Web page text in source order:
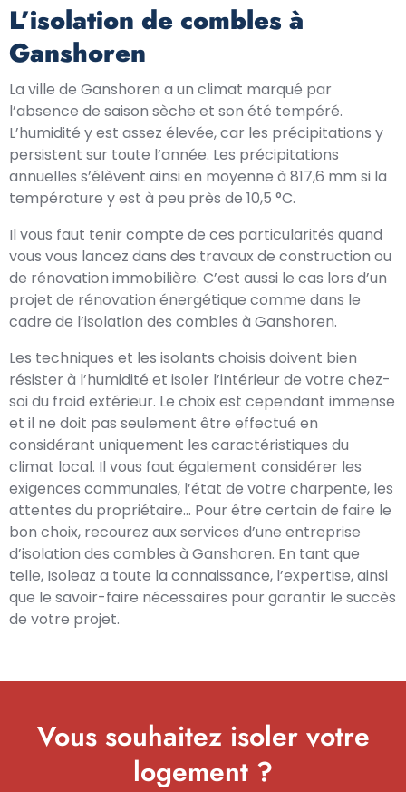
L’isolation de combles à
Ganshoren
La ville de Ganshoren a un climat marqué par
l’absence de saison sèche et son été tempéré.
L’humidité y est assez élevée, car les précipitations y
persistent sur toute l’année. Les précipitations
annuelles s’élèvent ainsi en moyenne à 817,6 mm si la
température y est à peu près de 10,5 °C.
Il vous faut tenir compte de ces particularités quand
vous vous lancez dans des travaux de construction ou
de rénovation immobilière. C’est aussi le cas lors d’un
projet de rénovation énergétique comme dans le
cadre de l’isolation des combles à Ganshoren.
Les techniques et les isolants choisis doivent bien
résister à l’humidité et isoler l’intérieur de votre chez-
soi du froid extérieur. Le choix est cependant immense
et il ne doit pas seulement être effectué en
considérant uniquement les caractéristiques du
climat local. Il vous faut également considérer les
exigences communales, l’état de votre charpente, les
attentes du propriétaire… Pour être certain de faire le
bon choix, recourez aux services d’une entreprise
d’isolation des combles à Ganshoren. En tant que
telle, Isoleaz a toute la connaissance, l’expertise, ainsi
que le savoir-faire nécessaires pour garantir le succès
de votre projet.
Vous souhaitez isoler votre
logement ?